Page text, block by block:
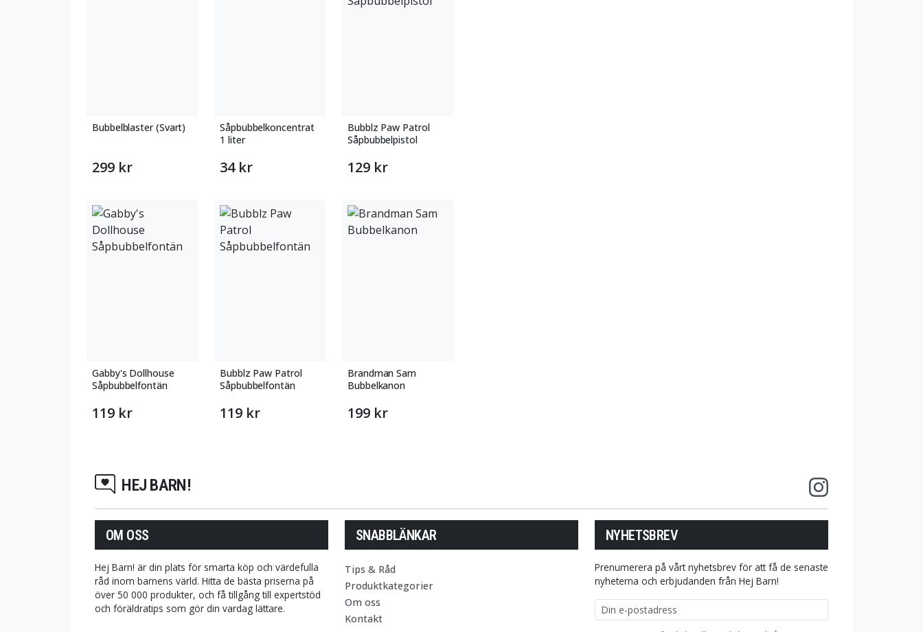
Bubbelblaster (Svart)
299 kr
Såpbubbelkoncentrat
1 liter
34 kr
Bubblz Paw Patrol
Såpbubbelpistol
129 kr
Gabby's Dollhouse
Såpbubbelfontän
119 kr
Bubblz Paw Patrol
Såpbubbelfontän
119 kr
Brandman Sam
Bubbelkanon
199 kr
HEJ BARN!
OM OSS
Hej Barn! är din plats för smarta köp och värdefulla
råd inom barnens värld. Hitta de bästa priserna på
över 50 000 produkter, och få tillgång till expertstöd
och föräldratips som gör din vardag lättare.
SNABBLÄNKAR
Tips & Råd
Produktkategorier
Om oss
Kontakt
NYHETSBREV
Prenumerera på vårt nyhetsbrev för att få de senaste
nyheterna och erbjudanden från Hej Barn!
E-postadress